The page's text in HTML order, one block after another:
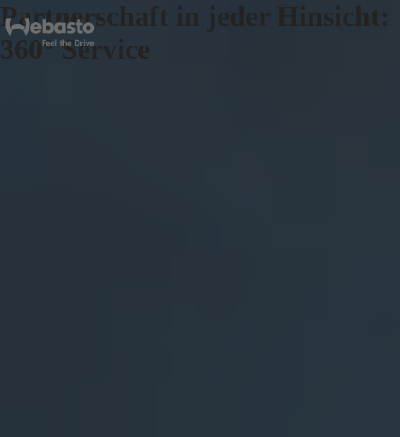
Partnerschaft in jeder Hinsicht:
360° Service